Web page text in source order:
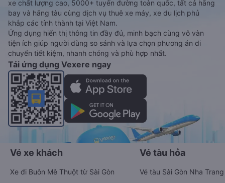
Ứng dụng đặt vé Xe khách, Máy bay,
Tàu hoả và Thuê xe
Vexere - ứng dụng đặt vé đa phương tiện với hơn 3000+ nhà
xe chất lượng cao, 5000+ tuyến đường toàn quốc, tất cả hãng
bay và hãng tàu cùng dịch vụ thuê xe máy, xe du lịch phủ
khắp các tỉnh thành tại Việt Nam.
Ứng dụng hiển thị thông tin đầy đủ, minh bạch cùng vô vàn
tiện ích giúp người dùng so sánh và lựa chọn phương án di
chuyển tiết kiệm, nhanh chóng và phù hợp nhất.
Tải ứng dụng Vexere ngay